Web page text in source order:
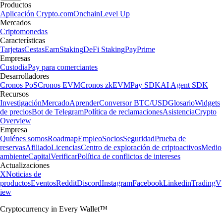
Productos
Aplicación Crypto.comOnchainLevel Up
Mercados
Criptomonedas
Características
TarjetasCestasEarnStakingDeFi StakingPayPrime
Empresas
CustodiaPay para comerciantes
Desarrolladores
Cronos PoSCronos EVMCronos zkEVMPay SDKAI Agent SDK
Recursos
InvestigaciónMercadoAprenderConversor BTC/USDGlosarioWidgets
de preciosBot de TelegramPolítica de reclamacionesAsistenciaCrypto
Overview
Empresa
Quiénes somosRoadmapEmpleoSociosSeguridadPrueba de
reservasAfiliadoLicenciasCentro de exploración de criptoactivosMedio
ambienteCapitalVerificarPolítica de conflictos de intereses
Actualizaciones
XNoticias de
productosEventosRedditDiscordInstagramFacebookLinkedinTradingV
iew
Cryptocurrency in Every Wallet™